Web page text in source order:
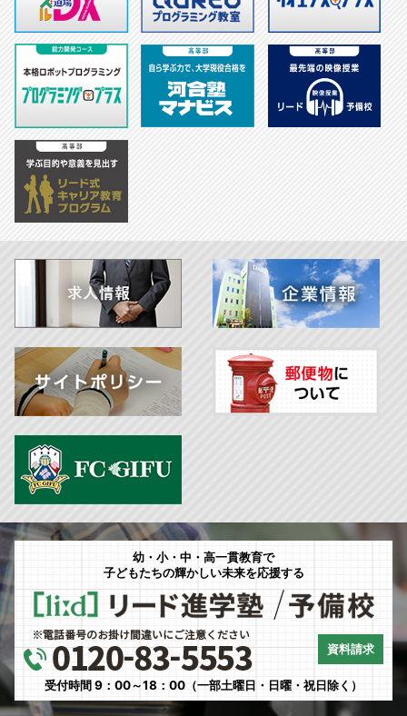
幼・小・中・高一貫教育で
子どもたちの輝かしい未来を応援する
資料請求
受付時間 9：00～18：00（一部土曜日・日曜・祝日除く）